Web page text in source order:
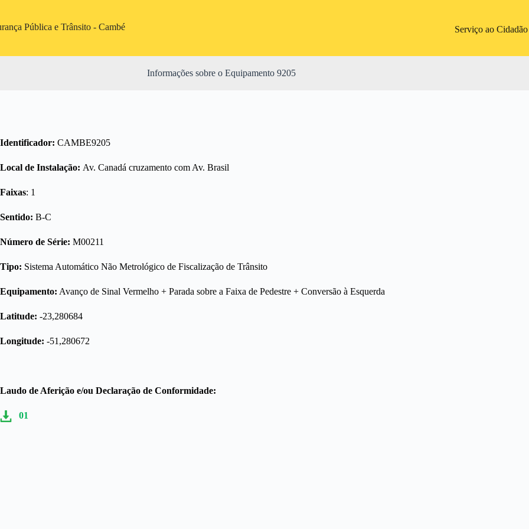
o
Pública e Trânsito - Cambé Serviço ao Cidadão
Informações sobre o Equipamento 9205
Identificador: CAMBE9205
Local de Instalação: Av. Canadá cruzamento com Av. Brasil
Faixas: 1
Sentido: B-C
Número de Série: M00211
Tipo: Sistema Automático Não Metrológico de Fiscalização de Trânsito
Equipamento: Avanço de Sinal Vermelho + Parada sobre a Faixa de Pedestre + Conversão à Esquerda
Latitude: -23,280684
Longitude: -51,280672
Laudo de Aferição e/ou Declaração de Conformidade:
01